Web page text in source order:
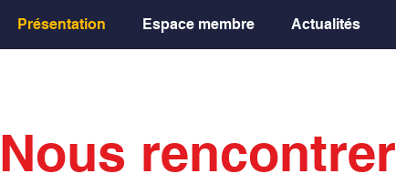
Présentation Espace membre Actualités
Nous rencontrer